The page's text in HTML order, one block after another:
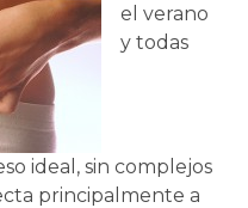
el verano
y todas
ideal, sin complejos
principalmente a